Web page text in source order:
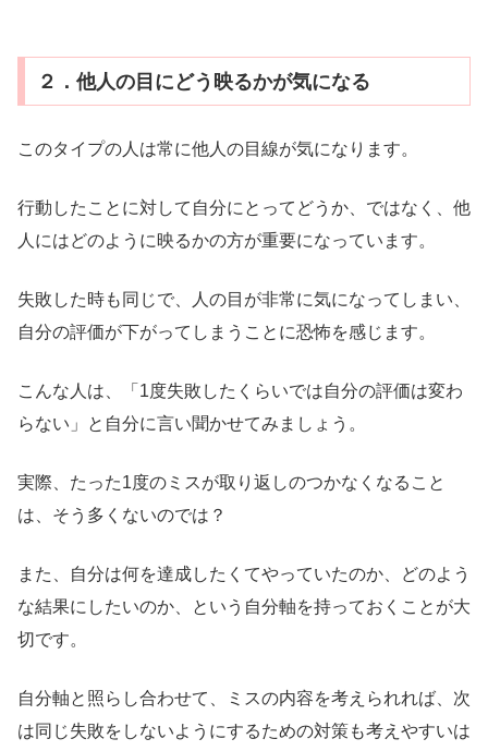
２．他人の目にどう映るかが気になる
このタイプの人は常に他人の目線が気になります。
行動したことに対して自分にとってどうか、ではなく、他
人にはどのように映るかの方が重要になっています。
失敗した時も同じで、人の目が非常に気になってしまい、
自分の評価が下がってしまうことに恐怖を感じます。
こんな人は、「1度失敗したくらいでは自分の評価は変わ
らない」と自分に言い聞かせてみましょう。
実際、たった1度のミスが取り返しのつかなくなること
は、そう多くないのでは？
また、自分は何を達成したくてやっていたのか、どのよう
な結果にしたいのか、という自分軸を持っておくことが大
切です。
自分軸と照らし合わせて、ミスの内容を考えられれば、次
は同じ失敗をしないようにするための対策も考えやすいは